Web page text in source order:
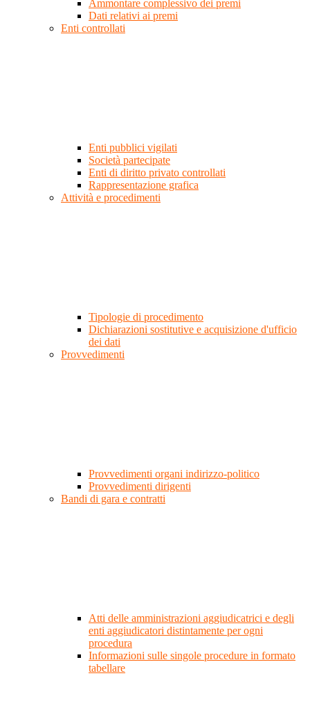
Ammontare complessivo dei premi
Dati relativi ai premi
Enti controllati
Enti pubblici vigilati
Società partecipate
Enti di diritto privato controllati
Rappresentazione grafica
Attività e procedimenti
Tipologie di procedimento
Dichiarazioni sostitutive e acquisizione d'ufficio
dei dati
Provvedimenti
Provvedimenti organi indirizzo-politico
Provvedimenti dirigenti
Bandi di gara e contratti
Atti delle amministrazioni aggiudicatrici e degli
enti aggiudicatori distintamente per ogni
procedura
Informazioni sulle singole procedure in formato
tabellare